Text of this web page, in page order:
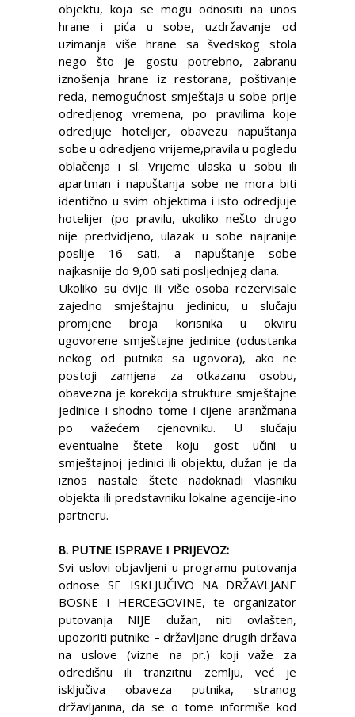
objektu, koja se mogu odnositi na unos
hrane i pića u sobe, uzdržavanje od
uzimanja više hrane sa švedskog stola
nego što je gostu potrebno, zabranu
iznošenja hrane iz restorana, poštivanje
reda, nemogućnost smještaja u sobe prije
odredjenog vremena, po pravilima koje
odredjuje hotelijer, obavezu napuštanja
sobe u odredjeno vrijeme,pravila u pogledu
oblačenja i sl. Vrijeme ulaska u sobu ili
apartman i napuštanja sobe ne mora biti
identično u svim objektima i isto odredjuje
hotelijer (po pravilu, ukoliko nešto drugo
nije predvidjeno, ulazak u sobe najranije
poslije 16 sati, a napuštanje sobe
najkasnije do 9,00 sati posljednjeg dana.
Ukoliko su dvije ili više osoba rezervisale
zajedno smještajnu jedinicu, u slučaju
promjene broja korisnika u okviru
ugovorene smještajne jedinice (odustanka
nekog od putnika sa ugovora), ako ne
postoji zamjena za otkazanu osobu,
obavezna je korekcija strukture smještajne
jedinice i shodno tome i cijene aranžmana
po važećem cjenovniku. U slučaju
eventualne štete koju gost učini u
smještajnoj jedinici ili objektu, dužan je da
iznos nastale štete nadoknadi vlasniku
objekta ili predstavniku lokalne agencije-ino
partneru.
8. PUTNE ISPRAVE I PRIJEVOZ:
Svi uslovi objavljeni u programu putovanja
odnose SE ISKLJUČIVO NA DRŽAVLJANE
BOSNE I HERCEGOVINE, te organizator
putovanja NIJE dužan, niti ovlašten,
upozoriti putnike – državljane drugih država
na uslove (vizne na pr.) koji važe za
odredišnu ili tranzitnu zemlju, već je
isključiva obaveza putnika, stranog
državljanina, da se o tome informiše kod